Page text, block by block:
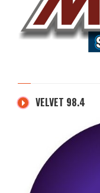
VELVET 98.4